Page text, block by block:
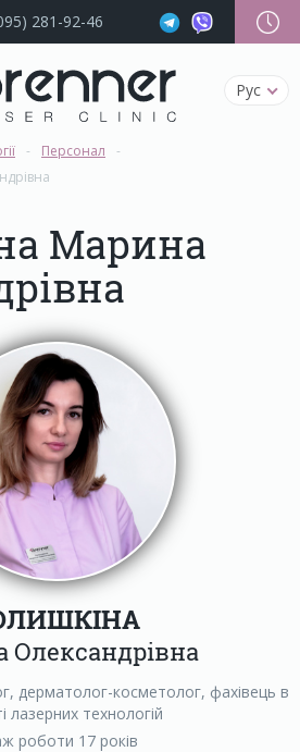
281-92-46
Рус
Персонал
Марина
Олександрівна
дерматолог-косметолог, фахівець в
лазерних технологій
роботи 17 років